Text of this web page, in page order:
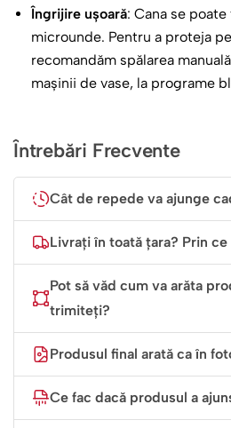
amintire prețioasă. Alege să-i
cană personalizată cu atribute și
didactic de neuitat!
Îngrijire ușoară: Cana se
microunde. Pentru a proteja
recomandăm spălarea
mașinii de vase, la programe
Întrebări Frecvente
Cât de repede va ajunge
Livrați în toată țara? Prin
Pot să văd cum va arăta
trimiteți?
Produsul final arată ca în
Ce fac dacă produsul a